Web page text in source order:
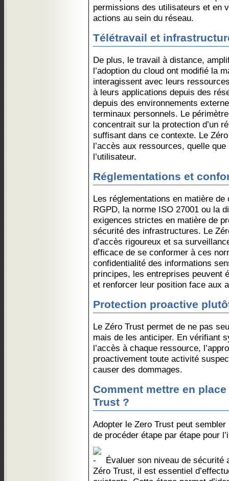
permissions des utilisateurs et en
actions au sein du réseau.
Télétravail et
De plus, le travail à distance,
l’adoption du cloud ont modifié la
interagissent avec leurs
à leurs applications depuis des
depuis des environnements
terminaux personnels. Le
concentrait sur la protection d’un
suffisant dans ce contexte. Le
l’accès aux ressources, quelle
l’utilisateur.
Réglementations et
Les réglementations en matière
RGPD, la norme ISO 27001 ou la
exigences strictes en matière de
sécurité des infrastructures. Le
d’accès rigoureux et sa
efficace de se conformer à ces
confidentialité des informations
principes, les entreprises peuvent
et renforcer leur position face aux
Protection proactive
Le Zéro Trust permet de ne pas
mais de les anticiper. En vérifiant
l’accès à chaque ressource,
proactivement toute activité
causer des dommages.
Comment mettre en
Trust ?
Adopter le Zero Trust peut
de procéder étape par étape pour
Évaluer son niveau de sécurité
Zéro Trust, il est essentiel